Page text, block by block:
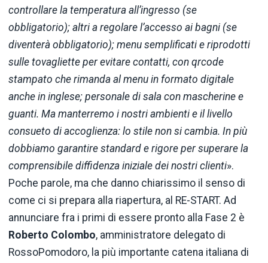
controllare la temperatura all’ingresso (se
obbligatorio); altri a regolare l’accesso ai bagni (se
diventerà obbligatorio); menu semplificati e riprodotti
sulle tovagliette per evitare contatti, con qrcode
stampato che rimanda al menu in formato digitale
anche in inglese; personale di sala con mascherine e
guanti. Ma manterremo i nostri ambienti e il livello
consueto di accoglienza: lo stile non si cambia. In più
dobbiamo garantire standard e rigore per superare la
comprensibile diffidenza iniziale dei nostri clienti».
Poche parole, ma che danno chiarissimo il senso di
come ci si prepara alla riapertura, al RE-START. Ad
annunciare fra i primi di essere pronto alla Fase 2 è
Roberto Colombo, amministratore delegato di
RossoPomodoro, la più importante catena italiana di